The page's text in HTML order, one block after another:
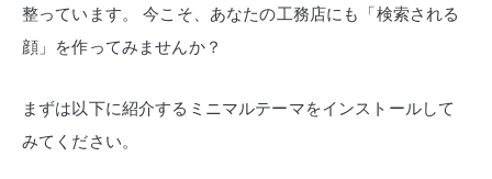
整っています。
今こそ、あなたの工務店にも「検索される
顔」を作ってみませんか？
まずは以下に紹介するミニマルテーマをインストールして
みてください。